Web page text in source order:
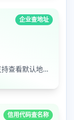
企业查地址
通过企业完整名称批量查询企业地址，支持查看默认地址、年报地址和注册地址，适合企业资料整理和工商信息核对
信用代码查名称